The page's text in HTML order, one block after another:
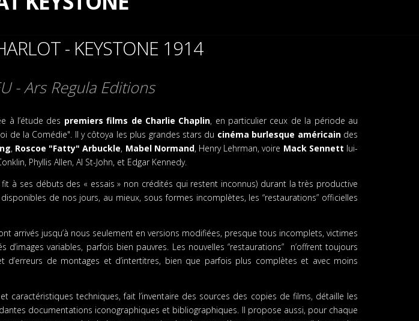
- KEYSTONE 1914
- Ars Regula Editions
à l’étude des premiers films de Charlie Chaplin, en particulier ceux de la période au
de la Comédie". Il y côtoya les plus grandes stars du cinéma burlesque américaindes
, Roscoe "Fatty" Arbuckle, Mabel Normand, Henry Lehrman, voire Mack Sennett lui-
Phyllis Allen, Al St-John, et Edgar Kennedy.
à ses débuts des « essais » non crédités qui restent inconnus) durant la très productive
de nos jours, au mieux, sous formes incomplètes, les “restaurations” officielles
arrivés jusqu’à nous seulement en versions modifiées, presque tous incomplets, victimes
variables, parfois bien pauvres. Les nouvelles “restaurations” n’offrent toujours
de montages et d’intertitres, bien que parfois plus complètes et avec moins
techniques, fait l’inventaire des sources des copies de films, détaille les
documentations iconographiques et bibliographiques. Il propose aussi, pour chaque